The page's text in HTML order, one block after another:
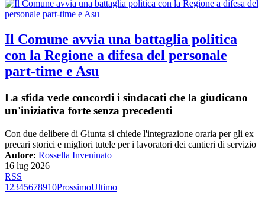
Il Comune avvia una battaglia politica
con la Regione a difesa del personale
part-time e Asu
La sfida vede concordi i sindacati che la giudicano
un'iniziativa forte senza precedenti
Con due delibere di Giunta si chiede l'integrazione oraria per gli ex
precari storici e migliori tutele per i lavoratori dei cantieri di servizio
Autore: Rossella Inveninato
16 lug 2026
RSS
1 2345678910ProssimoUltimo